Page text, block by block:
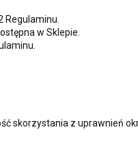
Regulaminu.
w Sklepie.
skorzystania z uprawnień